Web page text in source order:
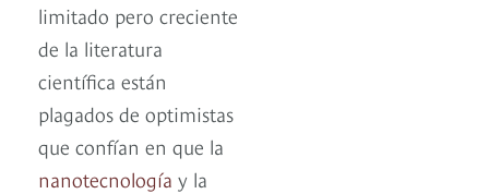
limitado pero creciente
de la literatura
científica están
plagados de optimistas
que confían en que la
nanotecnología y la